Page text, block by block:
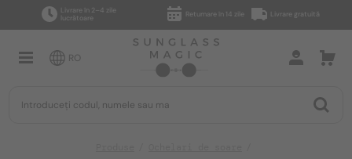
Livrare în 2–4 zile
lucrătoare
Returnare în 14 zile Livrare gratuită
RO